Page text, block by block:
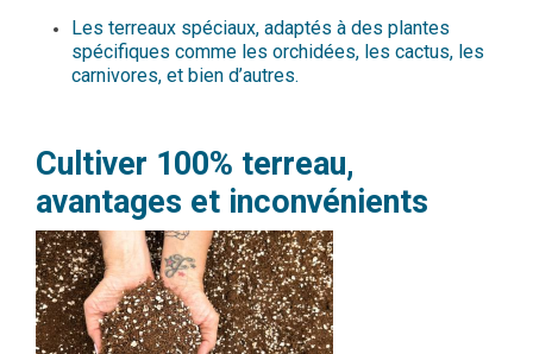
Les terreaux spéciaux, adaptés à des plantes
spécifiques comme les orchidées, les cactus, les
carnivores, et bien d’autres.
Cultiver 100% terreau,
avantages et inconvénients